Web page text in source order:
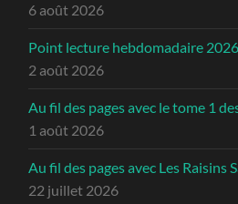
6 août 2026
Point lecture hebdomadaire
2 août 2026
Au fil des pages avec le tome 1
1 août 2026
Au fil des pages avec Les Raisins
22 juillet 2026